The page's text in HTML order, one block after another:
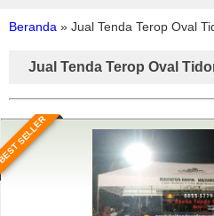
Beranda » Jual Tenda Terop Oval
Jual Tenda Terop Oval
SELLER